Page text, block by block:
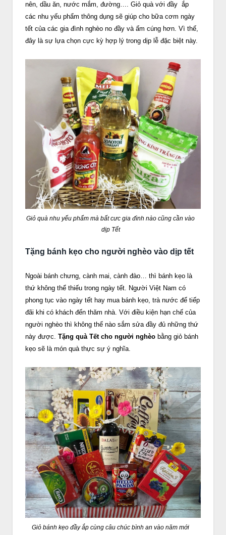
nên, dầu ăn, nước mắm, đường…. Giỏ quà với đầy ắp
các nhu yếu phẩm thông dụng sẽ giúp cho bữa cơm ngày
tết của các gia đình nghèo no đầy và ấm cúng hơn. Vì thế,
đây là sự lựa chọn cực kỳ hợp lý trong dịp lễ đặc biệt này.
Giỏ quà nhu yếu phẩm mà bất cưc gia đình nào cũng cần vào
dịp Tết
Tặng bánh kẹo cho người nghèo vào dịp tết
Ngoài bánh chưng, cành mai, cành đào… thì bánh kẹo là
thứ không thể thiếu trong ngày tết. Người Việt Nam có
phong tục vào ngày tết hay mua bánh kẹo, trà nước để tiếp
đãi khi có khách đến thăm nhà. Với điều kiện hạn chế của
người nghèo thì không thể nào sắm sửa đầy đủ những thứ
này được. Tặng quà Tết cho người nghèo bằng giỏ bánh
kẹo sẽ là món quà thực sự ý nghĩa.
Giỏ bánh kẹo đầy ắp cùng câu chúc bình an vào năm mới